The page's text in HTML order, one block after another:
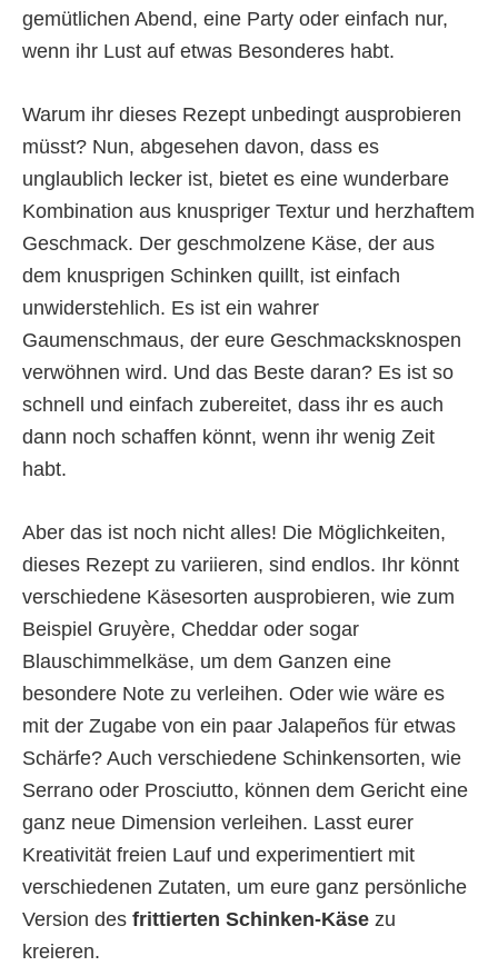
gemütlichen Abend, eine Party oder einfach nur,
wenn ihr Lust auf etwas Besonderes habt.
Warum ihr dieses Rezept unbedingt ausprobieren
müsst? Nun, abgesehen davon, dass es
unglaublich lecker ist, bietet es eine wunderbare
Kombination aus knuspriger Textur und herzhaftem
Geschmack. Der geschmolzene Käse, der aus
dem knusprigen Schinken quillt, ist einfach
unwiderstehlich. Es ist ein wahrer
Gaumenschmaus, der eure Geschmacksknospen
verwöhnen wird. Und das Beste daran? Es ist so
schnell und einfach zubereitet, dass ihr es auch
dann noch schaffen könnt, wenn ihr wenig Zeit
habt.
Aber das ist noch nicht alles! Die Möglichkeiten,
dieses Rezept zu variieren, sind endlos. Ihr könnt
verschiedene Käsesorten ausprobieren, wie zum
Beispiel Gruyère, Cheddar oder sogar
Blauschimmelkäse, um dem Ganzen eine
besondere Note zu verleihen. Oder wie wäre es
mit der Zugabe von ein paar Jalapeños für etwas
Schärfe? Auch verschiedene Schinkensorten, wie
Serrano oder Prosciutto, können dem Gericht eine
ganz neue Dimension verleihen. Lasst eurer
Kreativität freien Lauf und experimentiert mit
verschiedenen Zutaten, um eure ganz persönliche
Version des frittierten Schinken-Käse zu
kreieren.